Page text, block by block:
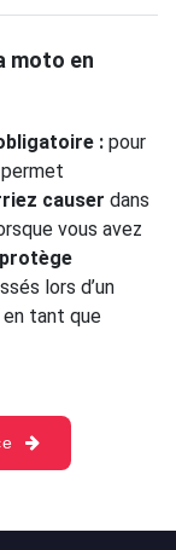
moto en
: pour
causer dans
vous avez
protège
lors d’un
tant que